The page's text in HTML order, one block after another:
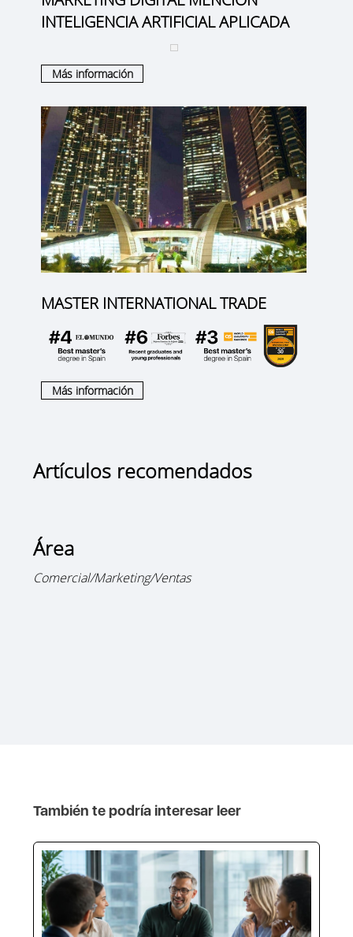
INTELIGENCIA ARTIFICIAL APLICADA
Más información
MASTER INTERNATIONAL TRADE
Más información
Artículos recomendados
Área
Comercial/Marketing/Ventas
También te podría interesar leer